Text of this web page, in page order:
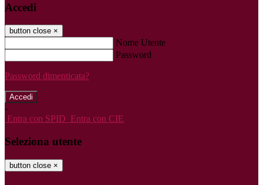
Accedi
button close ×
Nome Utente
Password
Password dimenticata?
-
Entra con SPID Entra con CIE
Seleziona utente
button close ×